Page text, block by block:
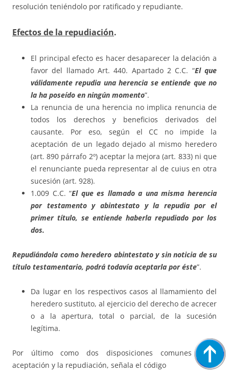
resolución teniéndolo por ratificado y repudiante.
Efectos de la repudiación.
El principal efecto es hacer desaparecer la delación a
favor del llamado Art. 440. Apartado 2 C.C. “El que
válidamente repudia una herencia se entiende que no
la ha poseído en ningún momento”.
La renuncia de una herencia no implica renuncia de
todos los derechos y beneficios derivados del
causante. Por eso, según el CC no impide la
aceptación de un legado dejado al mismo heredero
(art. 890 párrafo 2º) aceptar la mejora (art. 833) ni que
el renunciante pueda representar al de cuius en otra
sucesión (art. 928).
1.009 C.C. “El que es llamado a una misma herencia
por testamento y abintestato y la repudia por el
primer título, se entiende haberla repudiado por los
dos.
Repudiándola como heredero abintestato y sin noticia de su
título testamentario, podrá todavía aceptarla por éste”.
Da lugar en los respectivos casos al llamamiento del
heredero sustituto, al ejercicio del derecho de acrecer
o a la apertura, total o parcial, de la sucesión
legítima.
Por último como dos disposiciones comunes a la
aceptación y la repudiación, señala el código